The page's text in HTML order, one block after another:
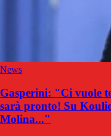
News
Gasperini: "Ci vuole
sarà pronto! Su
Molina..."